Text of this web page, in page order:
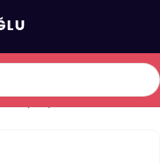
/Süperpoze Av Tüfekleri